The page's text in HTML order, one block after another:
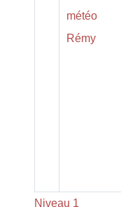
météo
Rémy
Niveau 1